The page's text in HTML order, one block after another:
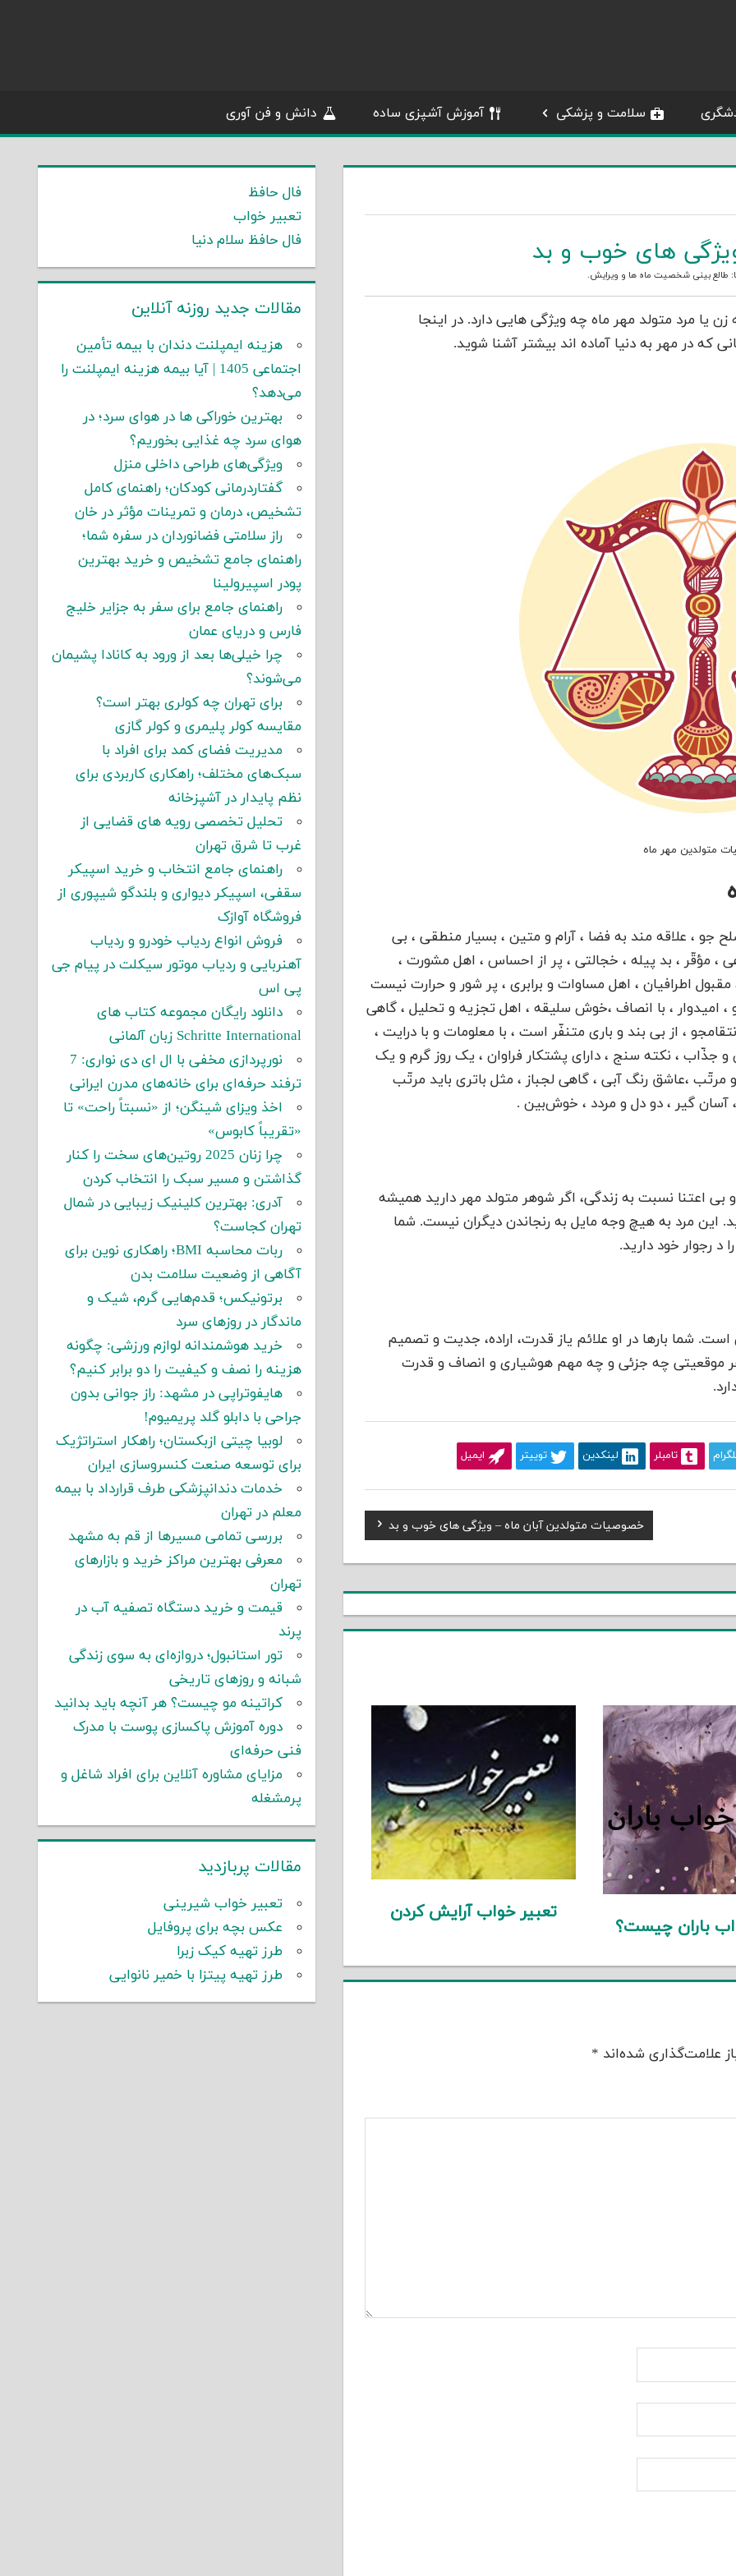
سلامت و پزشکی آموزش آشپزی ساده دانش و فن آوری
های خوب و بد
طالع بینی شخصیت ماه ها و ویرایش.
مرد متولد مهر ماه چه ویژگی هایی دارد. در اینجا
که در مهر به دنیا آماده اند بیشتر آشنا شوید.
متولدین مهر ماه
جو ، علاقه مند به فضا ، آرام و متین ، بسیار منطقی ، بی
، مؤقّر ، بد پیله ، خجالتی ، پر از احساس ، اهل مشورت ،
اطرافیان ، اهل مساوات و برابری ، پر شور و حرارت نیست
، امیدوار ، با انصاف ،خوش سلیقه ، اهل تجزیه و تحلیل ، گاهی
، از بی بند و باری متنفّر است ، با معلومات و با درایت ،
، نکته سنج ، دارای پشتکار فراوان ، یک روز گرم و یک
،عاشق رنگ آبی ، گاهی لجباز ، مثل باتری باید مرتّب
گیر ، دو دل و مردد ، خوش‌بین .
اعتنا نسبت به زندگی، اگر شوهر متولد مهر دارید همیشه
این مرد به هیچ وجه مایل به رنجاندن دیگران نیست. شما
د رجوار خود دارید.
شما بارها در او علائم یاز قدرت، اراده، جدیت و تصمیم
هر موقعیتی چه جزئی و چه مهم هوشیاری و انصاف و قدرت
تامبلر لینکدین توییتر ایمیل
Next
Post:
خصوصیات متولدین آبان ماه – ویژگی های خوب و بد
باران چیست؟
تعبیر خواب آرایش کردن
علامت‌گذاری شده‌اند *
فال حافظ
تعبیر خواب
فال حافظ سلام دنیا
مقالات جدید روزنه آنلاین
هزینه ایمپلنت دندان با بیمه تأمین
اجتماعی 1405 | آیا بیمه هزینه ایمپلنت را
می‌دهد؟
بهترین خوراکی ها در هوای سرد؛ در
هوای سرد چه غذایی بخوریم؟
ویژگی‌های طراحی داخلی منزل
گفتاردرمانی کودکان؛ راهنمای کامل
تشخیص، درمان و تمرینات مؤثر در خان
راز سلامتی فضانوردان در سفره شما؛
راهنمای جامع تشخیص و خرید بهترین
پودر اسپیرولینا
راهنمای جامع برای سفر به جزایر خلیج
فارس و دریای عمان
چرا خیلی‌ها بعد از ورود به کانادا پشیمان
می‌شوند؟
برای تهران چه کولری بهتر است؟
مقایسه کولر پلیمری و کولر گازی
مدیریت فضای کمد برای افراد با
سبک‌های مختلف؛ راهکاری کاربردی برای
نظم پایدار در آشپزخانه
تحلیل تخصصی رویه های قضایی از
غرب تا شرق تهران
راهنمای جامع انتخاب و خرید اسپیکر
سقفی، اسپیکر دیواری و بلندگو شیپوری از
فروشگاه آوازک
فروش انواع ردیاب خودرو و ردیاب
آهنربایی و ردیاب موتور سیکلت در پیام جی
پی اس
دانلود رایگان مجموعه کتاب های
Schritte International زبان آلمانی
نورپردازی مخفی با ال ای دی نواری: 7
ترفند حرفه‌ای برای خانه‌های مدرن ایرانی
اخذ ویزای شینگن؛ از «نسبتاً راحت» تا
«تقریباً کابوس»
چرا زنان 2025 روتین‌های سخت را کنار
گذاشتن و مسیر سبک را انتخاب کردن
آدری: بهترین کلینیک زیبایی در شمال
تهران کجاست؟
ربات محاسبه BMI؛ راهکاری نوین برای
آگاهی از وضعیت سلامت بدن
برتونیکس؛ قدم‌هایی گرم، شیک و
ماندگار در روزهای سرد
خرید هوشمندانه لوازم ورزشی: چگونه
هزینه را نصف و کیفیت را دو برابر کنیم؟
هایفوتراپی در مشهد: راز جوانی بدون
جراحی با دابلو گلد پریمیوم!
لوبیا چیتی ازبکستان؛ راهکار استراتژیک
برای توسعه صنعت کنسروسازی ایران
خدمات دندانپزشکی طرف قرارداد با بیمه
معلم در تهران
بررسی تمامی مسیرها از قم به مشهد
معرفی بهترین مراکز خرید و بازارهای
تهران
قیمت و خرید دستگاه تصفیه آب در
پرند
تور استانبول؛ دروازه‌ای به سوی زندگی
شبانه و روزهای تاریخی
کراتینه مو چیست؟ هر آنچه باید بدانید
دوره آموزش پاکسازی پوست با مدرک
فنی حرفه‌ای
مزایای مشاوره آنلاین برای افراد شاغل و
پرمشغله
مقالات پربازدید
تعبیر خواب شیرینی
عکس بچه برای پروفایل
طرز تهیه کیک زبرا
طرز تهیه پیتزا با خمیر نانوایی